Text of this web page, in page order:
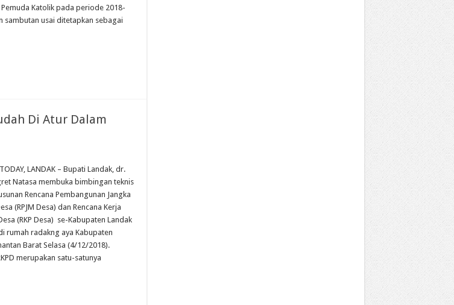
Katolik pada periode 2018-
sambutan usai ditetapkan sebagai
Di Atur Dalam
LANDAK – Bupati Landak, dr.
Natasa membuka bimbingan teknis
Rencana Pembangunan Jangka
(RPJM Desa) dan Rencana Kerja
(RKP Desa) se-Kabupaten Landak
rumah radakng aya Kabupaten
Barat Selasa (4/12/2018).
merupakan satu-satunya